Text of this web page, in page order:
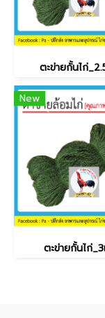
ตะข่ายกั้นไก่
New
ตะข่ายกั้นไก่